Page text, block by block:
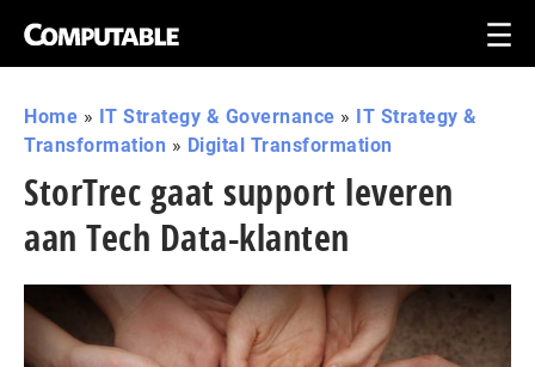
Home » IT Strategy & Governance » IT Strategy &
Transformation » Digital Transformation
StorTrec gaat support leveren
aan Tech Data-klanten